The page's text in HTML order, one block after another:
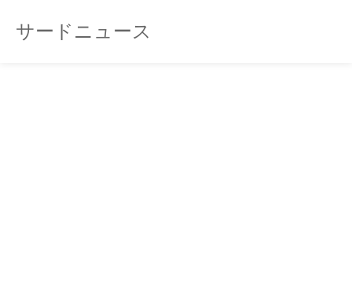
サードニュース